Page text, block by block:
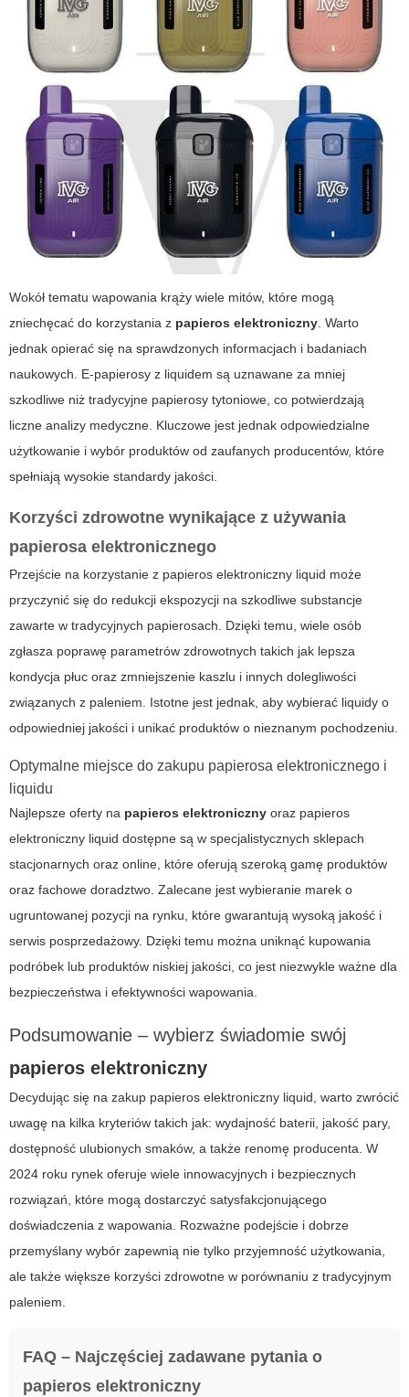
Wokół tematu wapowania krąży wiele mitów, które mogą
zniechęcać do korzystania z papieros elektroniczny. Warto
jednak opierać się na sprawdzonych informacjach i badaniach
naukowych. E-papierosy z liquidem są uznawane za mniej
szkodliwe niż tradycyjne papierosy tytoniowe, co potwierdzają
liczne analizy medyczne. Kluczowe jest jednak odpowiedzialne
użytkowanie i wybór produktów od zaufanych producentów, które
spełniają wysokie standardy jakości.
Korzyści zdrowotne wynikające z używania
papierosa elektronicznego
Przejście na korzystanie z papieros elektroniczny liquid może
przyczynić się do redukcji ekspozycji na szkodliwe substancje
zawarte w tradycyjnych papierosach. Dzięki temu, wiele osób
zgłasza poprawę parametrów zdrowotnych takich jak lepsza
kondycja płuc oraz zmniejszenie kaszlu i innych dolegliwości
związanych z paleniem. Istotne jest jednak, aby wybierać liquidy o
odpowiedniej jakości i unikać produktów o nieznanym pochodzeniu.
Optymalne miejsce do zakupu papierosa elektronicznego i
liquidu
Najlepsze oferty na papieros elektroniczny oraz papieros
elektroniczny liquid dostępne są w specjalistycznych sklepach
stacjonarnych oraz online, które oferują szeroką gamę produktów
oraz fachowe doradztwo. Zalecane jest wybieranie marek o
ugruntowanej pozycji na rynku, które gwarantują wysoką jakość i
serwis posprzedażowy. Dzięki temu można uniknąć kupowania
podróbek lub produktów niskiej jakości, co jest niezwykle ważne dla
bezpieczeństwa i efektywności wapowania.
Podsumowanie – wybierz świadomie swój
papieros elektroniczny
Decydując się na zakup papieros elektroniczny liquid, warto zwrócić
uwagę na kilka kryteriów takich jak: wydajność baterii, jakość pary,
dostępność ulubionych smaków, a także renomę producenta. W
2024 roku rynek oferuje wiele innowacyjnych i bezpiecznych
rozwiązań, które mogą dostarczyć satysfakcjonującego
doświadczenia z wapowania. Rozważne podejście i dobrze
przemyślany wybór zapewnią nie tylko przyjemność użytkowania,
ale także większe korzyści zdrowotne w porównaniu z tradycyjnym
paleniem.
FAQ – Najczęściej zadawane pytania o
papieros elektroniczny